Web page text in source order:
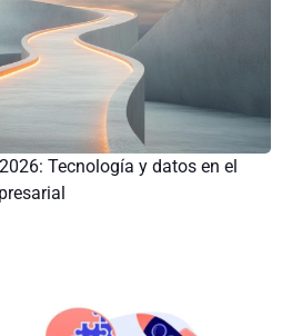
Tecnología y datos en el